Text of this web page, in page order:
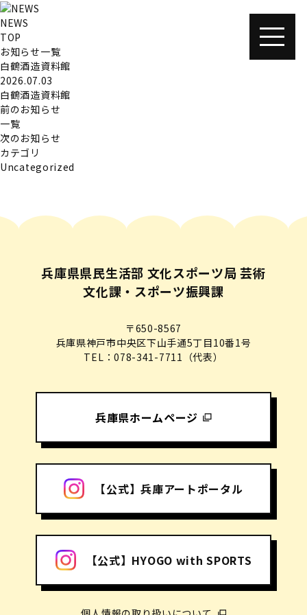
NEWS
TOP
お知らせ一覧
白鶴酒造資料館
2026.07.03
白鶴酒造資料館
前のお知らせ
一覧
次のお知らせ
カテゴリ
Uncategorized
兵庫県県民生活部 文化スポーツ局 芸術
文化課・スポーツ振興課
〒650-8567
兵庫県神戸市中央区下山手通5丁目10番1号
TEL：078-341-7711（代表）
兵庫県ホームページ
【公式】兵庫アートポータル
【公式】HYOGO with SPORTS